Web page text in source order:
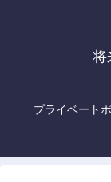
将
プライベート